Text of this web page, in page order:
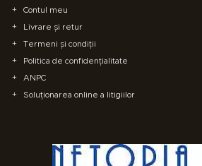
Contul meu
Livrare și retur
Termeni și condiții
Politica de confidențialitate
ANPC
Soluționarea online a litigiilor